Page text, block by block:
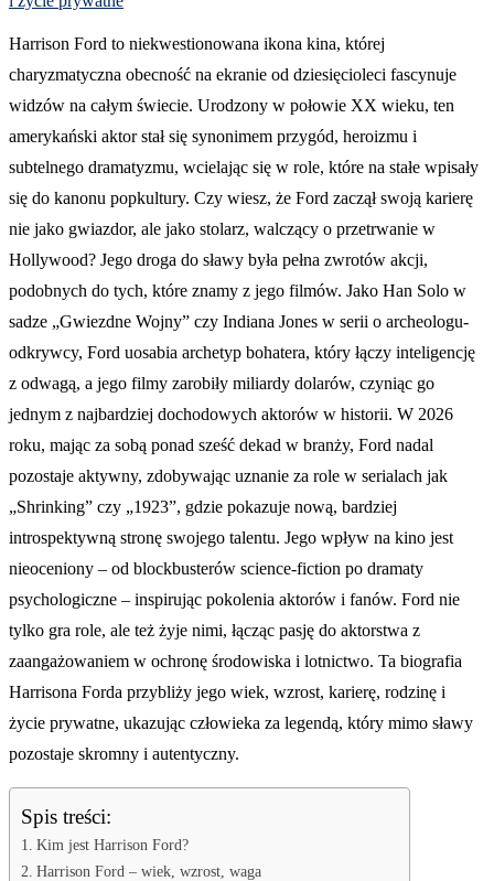
Harrison Ford to niekwestionowana ikona kina, której
charyzmatyczna obecność na ekranie od dziesięcioleci fascynuje
widzów na całym świecie. Urodzony w połowie XX wieku, ten
amerykański aktor stał się synonimem przygód, heroizmu i
subtelnego dramatyzmu, wcielając się w role, które na stałe wpisały
się do kanonu popkultury. Czy wiesz, że Ford zaczął swoją karierę
nie jako gwiazdor, ale jako stolarz, walczący o przetrwanie w
Hollywood? Jego droga do sławy była pełna zwrotów akcji,
podobnych do tych, które znamy z jego filmów. Jako Han Solo w
sadze „Gwiezdne Wojny” czy Indiana Jones w serii o archeologu-
odkrywcy, Ford uosabia archetyp bohatera, który łączy inteligencję
z odwagą, a jego filmy zarobiły miliardy dolarów, czyniąc go
jednym z najbardziej dochodowych aktorów w historii. W 2026
roku, mając za sobą ponad sześć dekad w branży, Ford nadal
pozostaje aktywny, zdobywając uznanie za role w serialach jak
„Shrinking” czy „1923”, gdzie pokazuje nową, bardziej
introspektywną stronę swojego talentu. Jego wpływ na kino jest
nieoceniony – od blockbusterów science-fiction po dramaty
psychologiczne – inspirując pokolenia aktorów i fanów. Ford nie
tylko gra role, ale też żyje nimi, łącząc pasję do aktorstwa z
zaangażowaniem w ochronę środowiska i lotnictwo. Ta biografia
Harrisona Forda przybliży jego wiek, wzrost, karierę, rodzinę i
życie prywatne, ukazując człowieka za legendą, który mimo sławy
pozostaje skromny i autentyczny.
Spis treści:
Kim jest Harrison Ford?
Harrison Ford – wiek, wzrost, waga